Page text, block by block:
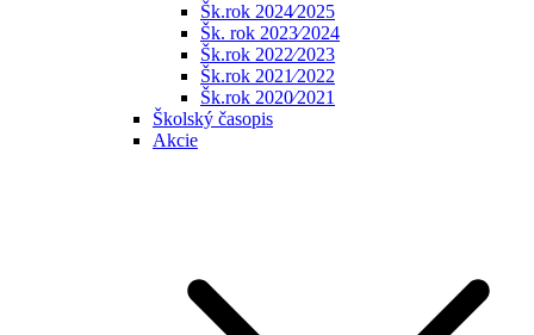
Šk.rok 2024⁄2025
Šk. rok 2023⁄2024
Šk.rok 2022⁄2023
Šk.rok 2021⁄2022
Šk.rok 2020⁄2021
Školský časopis
Akcie